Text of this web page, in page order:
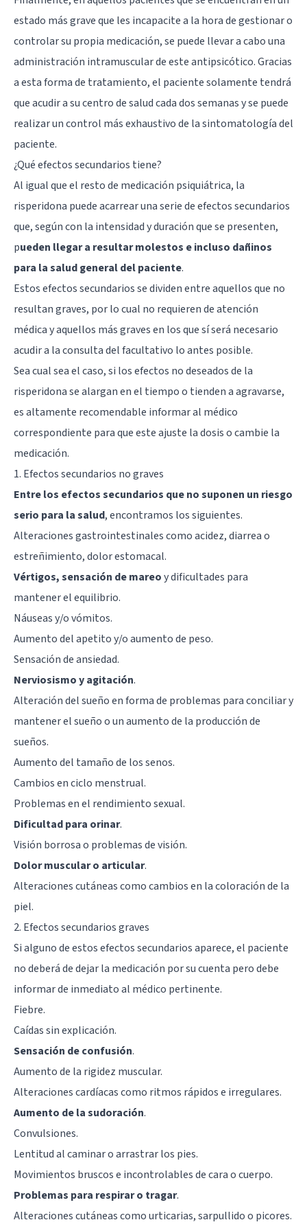
estado más grave que les incapacite a la hora de gestionar o
controlar su propia medicación, se puede llevar a cabo una
administración intramuscular de este antipsicótico. Gracias
a esta forma de tratamiento, el paciente solamente tendrá
que acudir a su centro de salud cada dos semanas y se puede
realizar un control más exhaustivo de la sintomatología del
paciente.
¿Qué efectos secundarios tiene?
Al igual que el resto de medicación psiquiátrica, la
risperidona puede acarrear una serie de efectos secundarios
que, según con la intensidad y duración que se presenten,
pueden llegar a resultar molestos e incluso dañinos
para la salud general del paciente.
Estos efectos secundarios se dividen entre aquellos que no
resultan graves, por lo cual no requieren de atención
médica y aquellos más graves en los que sí será necesario
acudir a la consulta del facultativo lo antes posible.
Sea cual sea el caso, si los efectos no deseados de la
risperidona se alargan en el tiempo o tienden a agravarse,
es altamente recomendable informar al médico
correspondiente para que este ajuste la dosis o cambie la
medicación.
1. Efectos secundarios no graves
Entre los efectos secundarios que no suponen un riesgo
serio para la salud, encontramos los siguientes.
Alteraciones gastrointestinales como acidez, diarrea o
estreñimiento, dolor estomacal.
Vértigos, sensación de mareoy dificultades para
mantener el equilibrio.
Náuseas y/o vómitos.
Aumento del apetito y/o aumento de peso.
Sensación de ansiedad.
Nerviosismo y agitación.
Alteración del sueño en forma de problemas para conciliar y
mantener el sueño o un aumento de la producción de
sueños.
Aumento del tamaño de los senos.
Cambios en ciclo menstrual.
Problemas en el rendimiento sexual.
Dificultad para orinar.
Visión borrosa o problemas de visión.
Dolor muscular o articular.
Alteraciones cutáneas como cambios en la coloración de la
piel.
2. Efectos secundarios graves
Si alguno de estos efectos secundarios aparece, el paciente
no deberá de dejar la medicación por su cuenta pero debe
informar de inmediato al médico pertinente.
Fiebre.
Caídas sin explicación.
Sensación de confusión.
Aumento de la rigidez muscular.
Alteraciones cardíacas como ritmos rápidos e irregulares.
Aumento de la sudoración.
Convulsiones.
Lentitud al caminar o arrastrar los pies.
Movimientos bruscos e incontrolables de cara o cuerpo.
Problemas para respirar o tragar.
Alteraciones cutáneas como urticarias, sarpullido o picores.